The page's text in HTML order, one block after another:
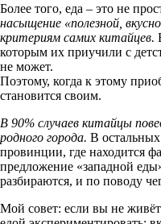
Более того, еда – это не
насыщение «полезной,
критериям самих китайцев.
которым их приучили с
не может.
Поэтому, когда к этому
становится своим.
В 90% случаев китайцы
родного города. В остальных
провинции, где находится
предложение «западной
разбираются, и по поводу
Мой совет: если вы не